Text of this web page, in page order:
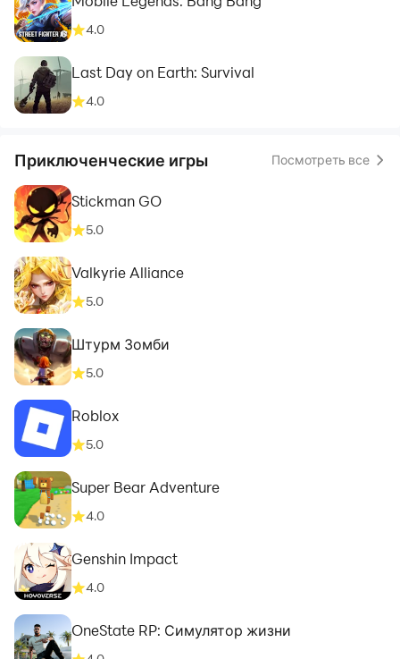
4.0
Last Day on Earth: Survival
4.0
Приключенческие игры Посмотреть все
Stickman GO
5.0
Valkyrie Alliance
5.0
Штурм Зомби
5.0
Roblox
5.0
Super Bear Adventure
4.0
Genshin Impact
4.0
OneState RP: Симулятор жизни